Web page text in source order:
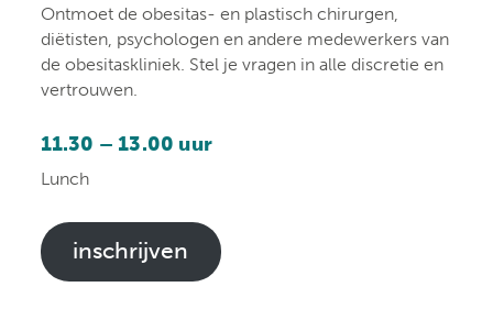
Ontmoet de obesitas- en plastisch chirurgen,
diëtisten, psychologen en andere medewerkers van
de obesitaskliniek. Stel je vragen in alle discretie en
vertrouwen.
11.30 – 13.00 uur
Lunch
inschrijven